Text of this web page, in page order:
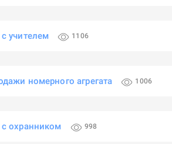
учителем 1106
номерного агрегата 1006
охранником 998